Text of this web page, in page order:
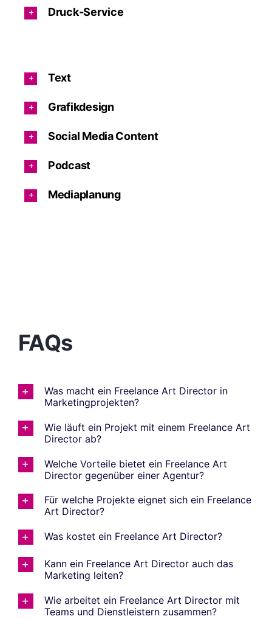
Druck-Service
Text
Grafikdesign
Social Media Content
Podcast
Mediaplanung
FAQs
Was macht ein Freelance Art Director in
Marketingprojekten?
Wie läuft ein Projekt mit einem Freelance Art
Director ab?
Welche Vorteile bietet ein Freelance Art
Director gegenüber einer Agentur?
Für welche Projekte eignet sich ein Freelance
Art Director?
Was kostet ein Freelance Art Director?
Kann ein Freelance Art Director auch das
Marketing leiten?
Wie arbeitet ein Freelance Art Director mit
Teams und Dienstleistern zusammen?